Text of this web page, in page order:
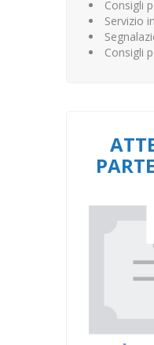
Consigli
Servizio
Consigli